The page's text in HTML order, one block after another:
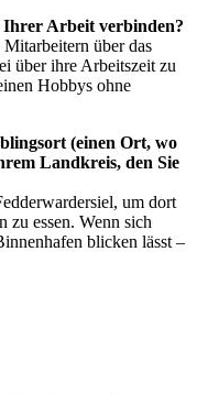
Ihrer Arbeit verbinden?
über das
über ihre Arbeitszeit zu
Hobbys ohne
(einen Ort, wo
Landkreis, den Sie
um dort
zu essen. Wenn sich
blicken lässt –